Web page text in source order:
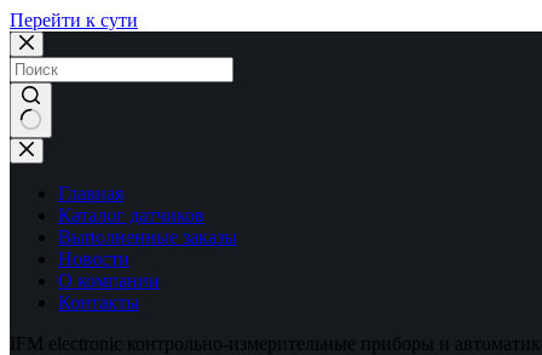
Перейти к сути
Ничего
не
найденоГлавная
Каталог датчиков
Выполненные заказы
Новости
О компании
Контакты
IFM electronic контрольно-измерительные приборы и